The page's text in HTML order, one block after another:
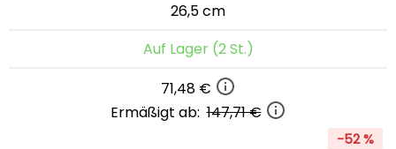
26,5 cm
Auf Lager (2 St.)
71,48 €
Ermäßigt ab:147,71 €
-52 %